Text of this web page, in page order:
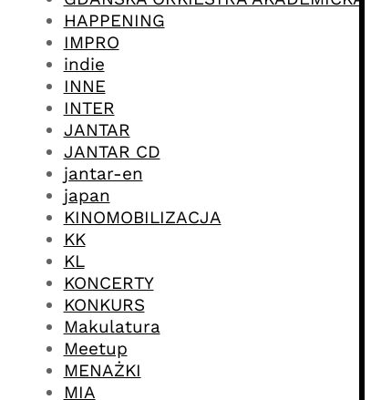
HAPPENING
IMPRO
indie
INNE
INTER
JANTAR
JANTAR CD
jantar-en
japan
KINOMOBILIZACJA
KK
KL
KONCERTY
KONKURS
Makulatura
Meetup
MENAŻKI
MIA